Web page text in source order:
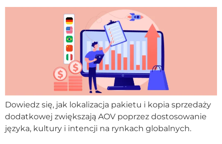
Dowiedz się, jak lokalizacja pakietu i kopia sprzedaży
dodatkowej zwiększają AOV poprzez dostosowanie
języka, kultury i intencji na rynkach globalnych.